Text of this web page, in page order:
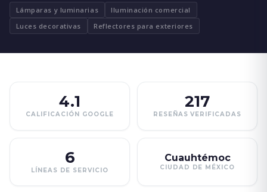
Lámparas y luminarias
Iluminación comercial
Luces decorativas
Reflectores para exteriores
4.1
CALIFICACIÓN GOOGLE
217
RESEÑAS VERIFICADAS
6
LÍNEAS DE SERVICIO
Cuauhtémoc
CIUDAD DE MÉXICO